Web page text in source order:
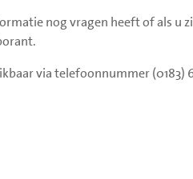
jeuk, galbulten (urticaria),
verhoogd risico op allergische
nog vragen heeft of als
via telefoonnummer (0183)